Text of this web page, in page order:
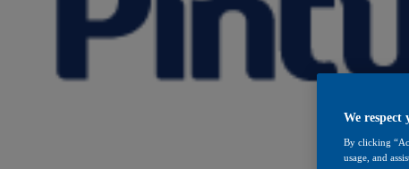
We respect
By clicking
usage, and